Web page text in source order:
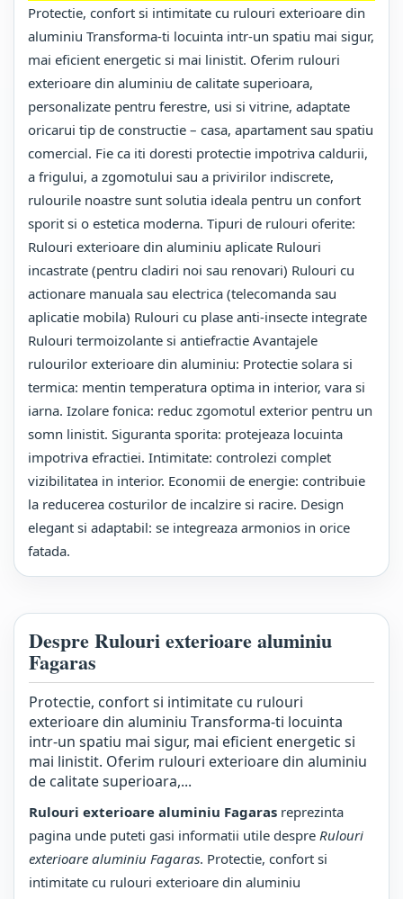
Protectie, confort si intimitate cu rulouri exterioare din
aluminiu Transforma-ti locuinta intr-un spatiu mai sigur,
mai eficient energetic si mai linistit. Oferim rulouri
exterioare din aluminiu de calitate superioara,
personalizate pentru ferestre, usi si vitrine, adaptate
oricarui tip de constructie – casa, apartament sau spatiu
comercial. Fie ca iti doresti protectie impotriva caldurii,
a frigului, a zgomotului sau a privirilor indiscrete,
rulourile noastre sunt solutia ideala pentru un confort
sporit si o estetica moderna. Tipuri de rulouri oferite:
Rulouri exterioare din aluminiu aplicate Rulouri
incastrate (pentru cladiri noi sau renovari) Rulouri cu
actionare manuala sau electrica (telecomanda sau
aplicatie mobila) Rulouri cu plase anti-insecte integrate
Rulouri termoizolante si antiefractie Avantajele
rulourilor exterioare din aluminiu: Protectie solara si
termica: mentin temperatura optima in interior, vara si
iarna. Izolare fonica: reduc zgomotul exterior pentru un
somn linistit. Siguranta sporita: protejeaza locuinta
impotriva efractiei. Intimitate: controlezi complet
vizibilitatea in interior. Economii de energie: contribuie
la reducerea costurilor de incalzire si racire. Design
elegant si adaptabil: se integreaza armonios in orice
fatada.
Despre Rulouri exterioare aluminiu
Fagaras
Protectie, confort si intimitate cu rulouri
exterioare din aluminiu Transforma-ti locuinta
intr-un spatiu mai sigur, mai eficient energetic si
mai linistit. Oferim rulouri exterioare din aluminiu
de calitate superioara,...
Rulouri exterioare aluminiu Fagaras reprezinta
pagina unde puteti gasi informatii utile despre Rulouri
exterioare aluminiu Fagaras. Protectie, confort si
intimitate cu rulouri exterioare din aluminiu